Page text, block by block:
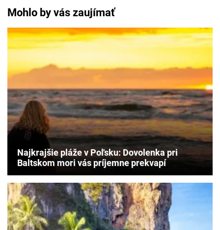
Mohlo by vás zaujímať
Najkrajšie pláže v Poľsku: Dovolenka pri
Baltskom mori vás príjemne prekvapí